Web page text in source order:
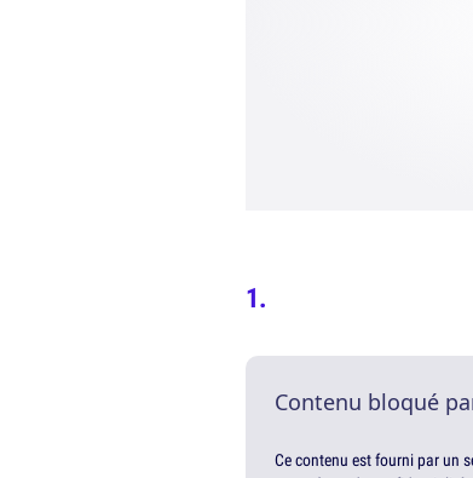
Contenu bloqué
Ce contenu est fourni par un